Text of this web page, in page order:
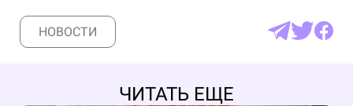
НОВОСТИ
ЧИТАТЬ ЕЩЕ